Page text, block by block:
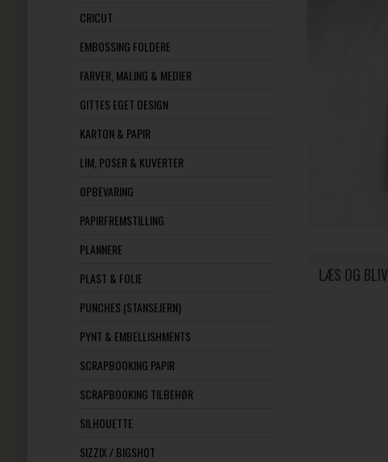
CRICUT
EMBOSSING FOLDERE
FARVER, MALING & MEDIER
GITTES EGET DESIGN
KARTON & PAPIR
LIM, POSER & KUVERTER
OPBEVARING
PAPIRFREMSTILLING
PLANNERE
PLAST & FOLIE
PUNCHES (STANSEJERN)
PYNT & EMBELLISHMENTS
SCRAPBOOKING PAPIR
SCRAPBOOKING TILBEHØR
SILHOUETTE
SIZZIX / BIGSHOT
LÆS OG